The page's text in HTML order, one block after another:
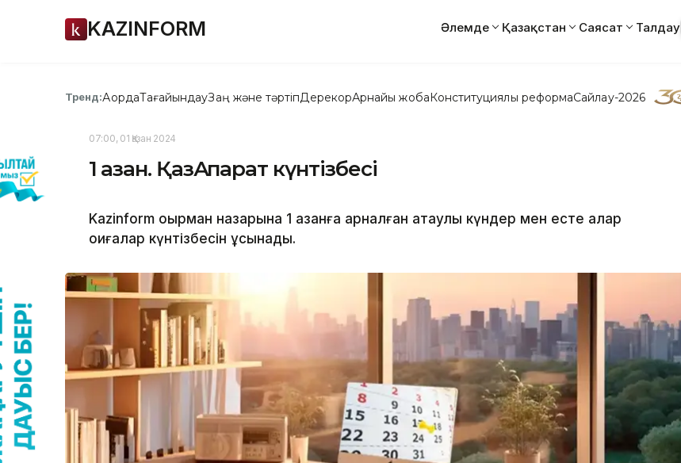
KAZINFORM Әлемде Қазақстан Саясат Талдау
Тренд:АқордаТағайындауЗаң және тәртіпДерекқорАрнайы жобаКонституциялық реформаСайлау-2026
07:00, 01 Қазан 2024
1 қазан. ҚазАқпарат күнтізбесі
Kazinform оқырман назарына 1 қазанға арналған атаулы күндер мен есте қалар
оқиғалар күнтізбесін ұсынады.